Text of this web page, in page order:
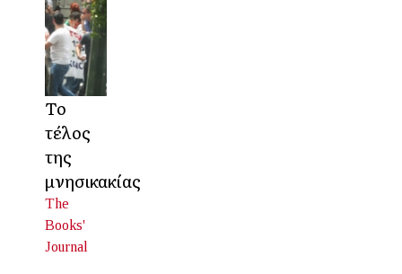
Το
τέλος
της
μνησικακίας
The
Books'
Journal